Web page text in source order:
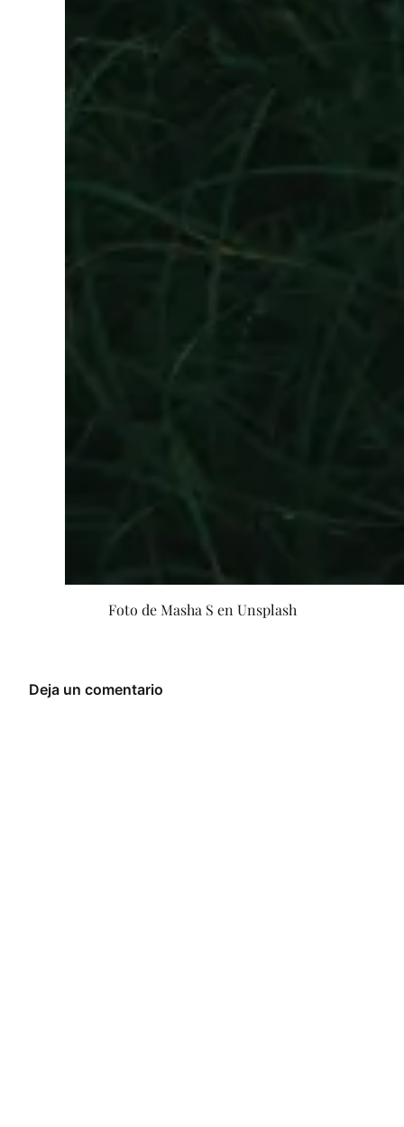
Foto de Masha S en Unsplash
Deja un comentario